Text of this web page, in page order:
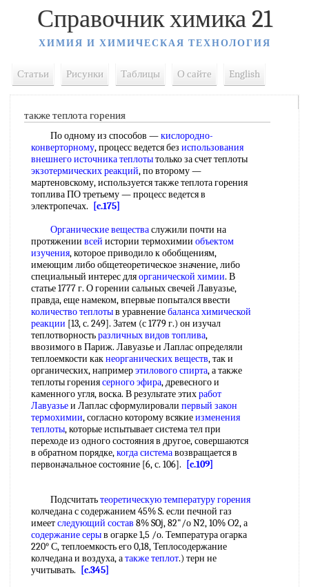
Справочник химика 21
ХИМИЯ И ХИМИЧЕСКАЯ ТЕХНОЛОГИЯ
Статьи Рисунки Таблицы О сайте English
также теплота горения
По одному из способов —кислородно-
конверторному, процесс ведется без использования
внешнегоисточника теплотытолько за счет теплоты
экзотермических реакций, по второму —
мартеновскому, используется также теплота горения
топлива ПО третьему — процесс ведется в
электропечах.
[c.175]
Органические веществаслужили почти на
протяжении всей истории термохимии объектом
изучения, которое приводило к обобщениям,
имеющим либо общетеоретическое значение, либо
специальный интерес дляорганической химии. В
статье 1777 г. О горении сальных свечей Лавуазье,
правда, еще намеком, впервые попытался ввести
количество теплотыв уравнениебаланса химической
реакции [13, с. 249]. Затем (с 1779 г.) он изучал
теплотворностьразличных видов топлива,
ввозимого в Париж. Лавуазье и Лаплас определяли
теплоемкости какнеорганических веществ, так и
органических, напримерэтилового спирта, а также
теплоты горениясерного эфира, древесного и
каменного угля, воска. В результате этихработ
Лавуазьеи Лаплас сформулировали первый закон
термохимии, согласно которому всякиеизменения
теплоты, которые испытывает система тел при
переходе из одного состояния в другое, совершаются
в обратном порядке,когда системавозвращается в
первоначальное состояние [6, с. 106].
[c.109]
Подсчитатьтеоретическую температуру горения
колчедана с содержанием 45% S. если печной газ
имеетследующий состав 8% SOj, 82"/о N2, 10% О2, а
содержание серыв огарке 1,5 /о. Температура огарка
220° С, теплоемкость его 0,18, Теплосодержание
колчедана и воздуха, атакже теплот.) терн не
учитывать.
[c.345]